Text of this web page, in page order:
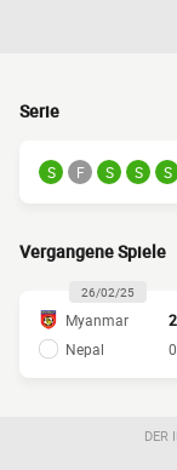
Serie
S F S S S
Vergangene Spiele
26/02/25
Myanmar
2
Nepal
0
DER